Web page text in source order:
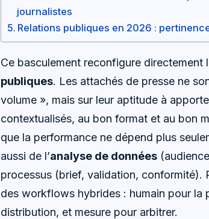
journalistes
Relations publiques en 2026 :
Ce basculement reconfigure directement
publiques. Les attachés de presse ne
volume », mais sur leur aptitude à
contextualisés, au bon format et au bon
que la performance ne dépend plus
aussi de l’analyse de données
processus (brief, validation, conformité).
des workflows hybrides : humain pour la
distribution, et mesure pour arbitrer.